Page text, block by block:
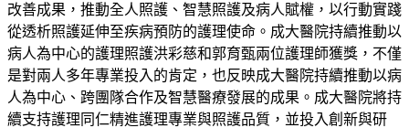
改善成果，推動全人照護、智慧照護及病人賦權，以行動實踐
從透析照護延伸至疾病預防的護理使命。成大醫院持續推動以
病人為中心的護理照護洪彩慈和郭育甄兩位護理師獲獎，不僅
是對兩人多年專業投入的肯定，也反映成大醫院持續推動以病
人為中心、跨團隊合作及智慧醫療發展的成果。成大醫院將持
續支持護理同仁精進護理專業與照護品質，並投入創新與研